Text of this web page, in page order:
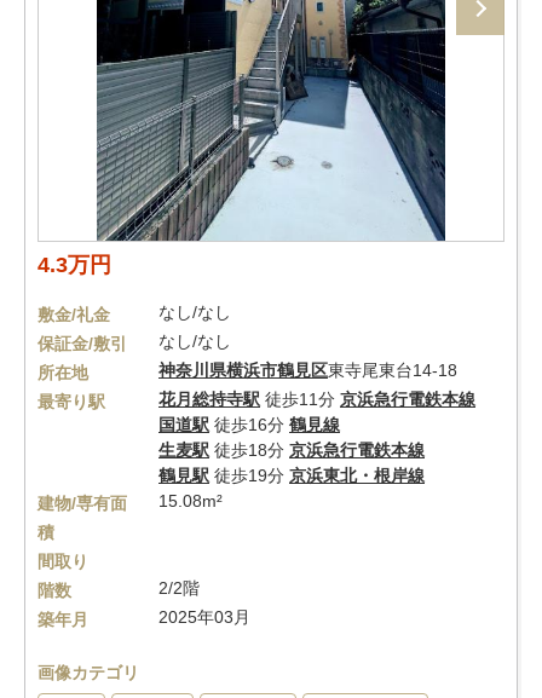
4.3万円
敷金/礼金
なし/なし
保証金/敷引
なし/なし
所在地
神奈川県横浜市鶴見区東寺尾東台14-18
最寄り駅
花月総持寺駅 徒歩11分 京浜急行電鉄本線
国道駅 徒歩16分 鶴見線
生麦駅 徒歩18分 京浜急行電鉄本線
鶴見駅 徒歩19分 京浜東北・根岸線
建物/専有面
積
15.08m²
間取り
階数
2/2階
築年月
2025年03月
画像カテゴリ